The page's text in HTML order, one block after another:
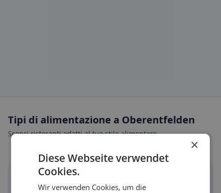
Tipi di alimentazione a Oberentfelden
Scopri ristoranti adatti al tuo stile alimentare.
🌱
×
Diese Webseite verwendet
Cookies.
Wir verwenden Cookies, um die